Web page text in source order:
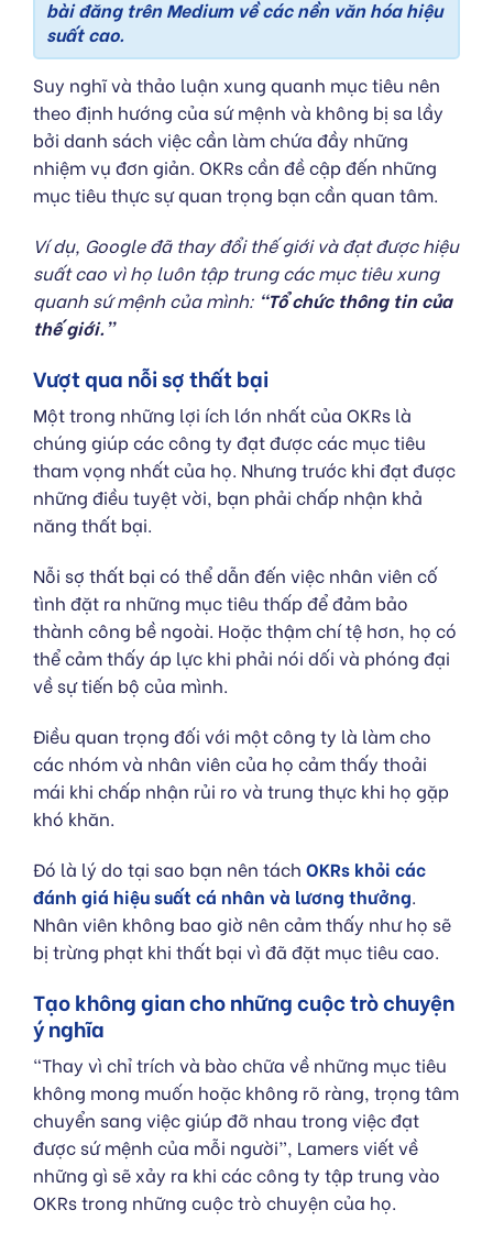
bài đăng trên Medium về các nền văn hóa hiệu
suất cao.
Suy nghĩ và thảo luận xung quanh mục tiêu nên
theo định hướng của sứ mệnh và không bị sa lầy
bởi danh sách việc cần làm chứa đầy những
nhiệm vụ đơn giản. OKRs cần đề cập đến những
mục tiêu thực sự quan trọng bạn cần quan tâm.
Ví dụ, Google đã thay đổi thế giới và đạt được hiệu
suất cao vì họ luôn tập trung các mục tiêu xung
quanh sứ mệnh của mình: “Tổ chức thông tin của
thế giới.”
Vượt qua nỗi sợ thất bại
Một trong những lợi ích lớn nhất của OKRs là
chúng giúp các công ty đạt được các mục tiêu
tham vọng nhất của họ. Nhưng trước khi đạt được
những điều tuyệt vời, bạn phải chấp nhận khả
năng thất bại.
Nỗi sợ thất bại có thể dẫn đến việc nhân viên cố
tình đặt ra những mục tiêu thấp để đảm bảo
thành công bề ngoài. Hoặc thậm chí tệ hơn, họ có
thể cảm thấy áp lực khi phải nói dối và phóng đại
về sự tiến bộ của mình.
Điều quan trọng đối với một công ty là làm cho
các nhóm và nhân viên của họ cảm thấy thoải
mái khi chấp nhận rủi ro và trung thực khi họ gặp
khó khăn.
Đó là lý do tại sao bạn nên tách OKRs khỏi các
đánh giá hiệu suất cá nhân và lương thưởng.
Nhân viên không bao giờ nên cảm thấy như họ sẽ
bị trừng phạt khi thất bại vì đã đặt mục tiêu cao.
Tạo không gian cho những cuộc trò chuyện
ý nghĩa
“Thay vì chỉ trích và bào chữa về những mục tiêu
không mong muốn hoặc không rõ ràng, trọng tâm
chuyển sang việc giúp đỡ nhau trong việc đạt
được sứ mệnh của mỗi người”, Lamersviết về
những gì sẽ xảy ra khi các công ty tập trung vào
OKRs trong những cuộc trò chuyện của họ.